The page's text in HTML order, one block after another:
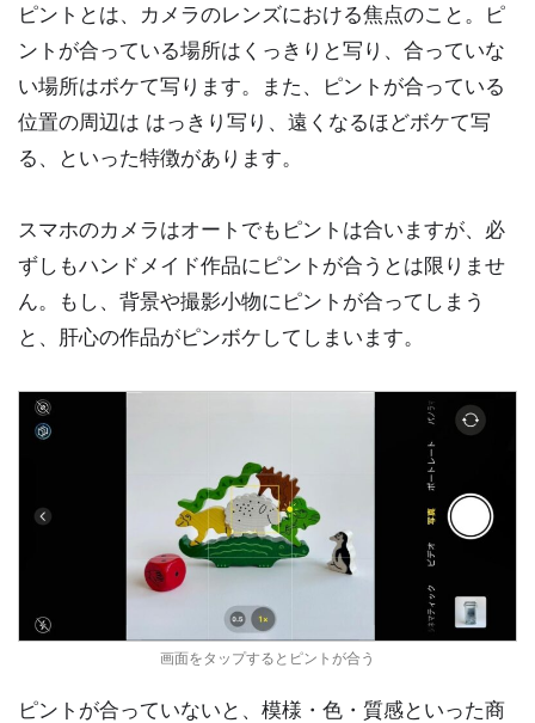
ピントとは、カメラのレンズにおける焦点のこと。ピ
ントが合っている場所はくっきりと写り、合っていな
い場所はボケて写ります。また、ピントが合っている
位置の周辺は はっきり写り、遠くなるほどボケて写
る、といった特徴があります。
スマホのカメラはオートでもピントは合いますが、必
ずしもハンドメイド作品にピントが合うとは限りませ
ん。もし、背景や撮影小物にピントが合ってしまう
と、肝心の作品がピンボケしてしまいます。
画面をタップするとピントが合う
ピントが合っていないと、模様・色・質感といった商